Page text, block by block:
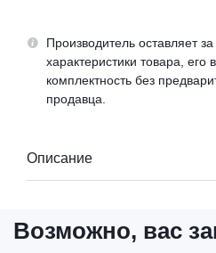
Производитель оставляет
характеристики товара, его
комплектность без
продавца.
Описание
Возможно, вас